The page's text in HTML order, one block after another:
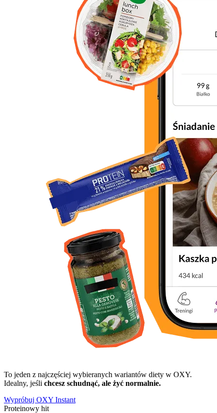
To jeden z najczęściej wybieranych wariantów diety w OXY.
Idealny, jeśli chcesz schudnąć, ale żyć normalnie.
Wypróbuj OXY Instant
Proteinowy hit